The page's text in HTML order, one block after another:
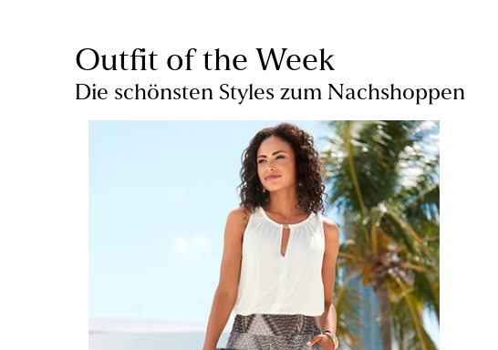
Outfit of the Week
Die schönsten Styles zum Nachshoppen